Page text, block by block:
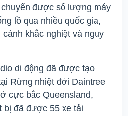
được số lượng máy
lồ qua nhiều quốc gia,
khắc nghiệt và nguy
di động đã được tạo
Rừng nhiệt đới Daintree
cực bắc Queensland,
bị đã được 55 xe tải